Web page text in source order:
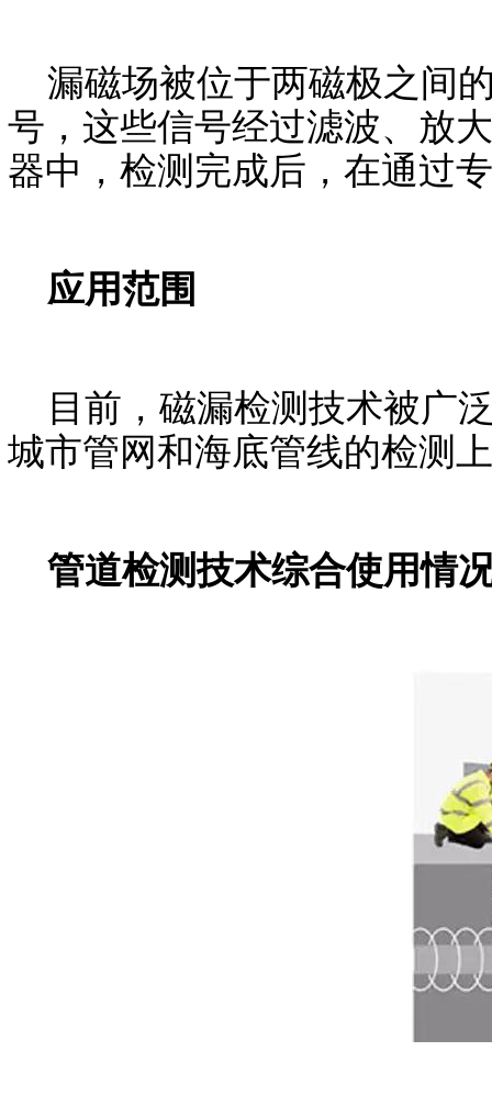
漏磁场被位于两磁极之间
号，这些信号经过滤波、放
器中，检测完成后，在通过
应用范围
目前，磁漏检测技术被广
城市管网和海底管线的检测
管道检测技术综合使用情